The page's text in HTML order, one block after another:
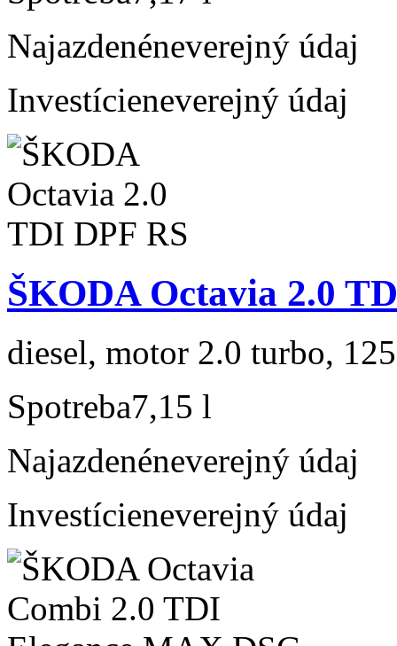
Najazdenéneverejný údaj
Investícieneverejný údaj
ŠKODA Octavia 2.0
diesel, motor 2.0 turbo,
Spotreba7,15 l
Najazdenéneverejný údaj
Investícieneverejný údaj